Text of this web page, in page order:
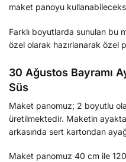
maket panoyu
Farklı boyutlarda sunulan bu
özel olarak hazırlanarak özel
30 Ağustos Bayramı
Süs
Maket panomuz; 2 boyutlu
üretilmektedir. Maketin
arkasında sert kartondan
Maket panomuz 40 cm ile